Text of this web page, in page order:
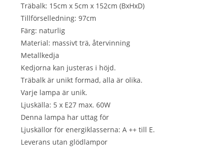
Träbalk: 15cm x 5cm x 152cm (BxHxD)
Tillförselledning: 97cm
Färg: naturlig
Material: massivt trä, återvinning
Metallkedja
Kedjorna kan justeras i höjd.
Träbalk är unikt formad, alla är olika.
Varje lampa är unik.
Ljuskälla: 5 x E27 max. 60W
Denna lampa har uttag för
Ljuskällor för energiklasserna: A ++ till E.
Leverans utan glödlampor